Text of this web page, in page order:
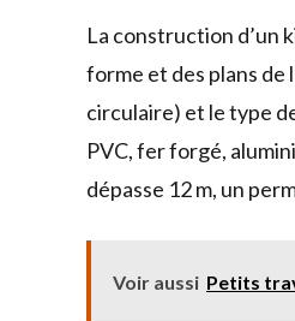
La construction d’un
forme et des plans de
circulaire) et le type
PVC, fer forgé,
dépasse 12 m, un
Voir aussi Petits